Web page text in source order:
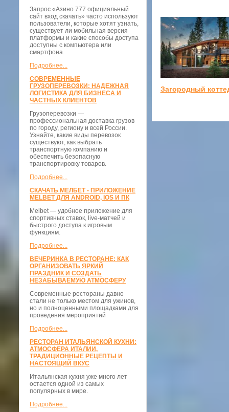
Запрос «Азино 777 официальный
сайт вход скачать» часто используют
пользователи, которые хотят узнать,
существует ли мобильная версия
платформы и какие способы доступа
доступны с компьютера или
смартфона.
Подробнее...
СОВРЕМЕННЫЕ
ГРУЗОПЕРЕВОЗКИ: НАДЕЖНАЯ
ЛОГИСТИКА ДЛЯ БИЗНЕСА И
ЧАСТНЫХ КЛИЕНТОВ
Грузоперевозки —
профессиональная доставка грузов
по городу, региону и всей России.
Узнайте, какие виды перевозок
существуют, как выбрать
транспортную компанию и
обеспечить безопасную
транспортировку товаров.
Подробнее...
СКАЧАТЬ МЕЛБЕТ - ПРИЛОЖЕНИЕ
MELBET ДЛЯ ANDROID, IOS И ПК
Melbet — удобное приложение для
спортивных ставок, live-матчей и
быстрого доступа к игровым
функциям.
Подробнее...
ВЕЧЕРИНКА В РЕСТОРАНЕ: КАК
ОРГАНИЗОВАТЬ ЯРКИЙ
ПРАЗДНИК И СОЗДАТЬ
НЕЗАБЫВАЕМУЮ АТМОСФЕРУ
Современные рестораны давно
стали не только местом для ужинов,
но и полноценными площадками для
проведения мероприятий
Подробнее...
РЕСТОРАН ИТАЛЬЯНСКОЙ КУХНИ:
АТМОСФЕРА ИТАЛИИ,
ТРАДИЦИОННЫЕ РЕЦЕПТЫ И
НАСТОЯЩИЙ ВКУС
Итальянская кухня уже много лет
остается одной из самых
популярных в мире.
Подробнее...
Загородный